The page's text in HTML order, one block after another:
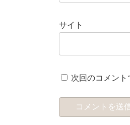
サイト
次回のコメント